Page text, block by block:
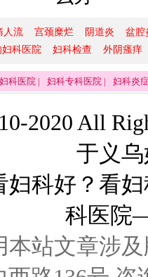
人流 宫颈糜烂 阴道炎
盆腔
妇科医院
妇科检查 外阴瘙痒
科医院 | 妇科专科医院 | 妇科炎
2020 All
于义乌
妇科好 ？看
科医院
本站文章涉